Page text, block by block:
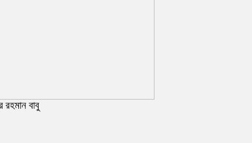
রহমান বাবু